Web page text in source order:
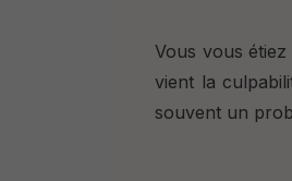
Vous vous
vient la
souvent un